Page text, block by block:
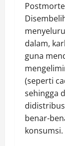
dalam,
guna
(seperti
sehingga
benar-
konsumsi.